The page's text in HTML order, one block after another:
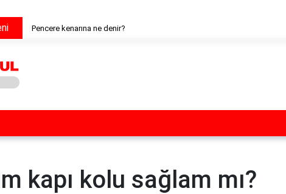
Pencere kenarına ne denir?
kapı kolu sağlam mı?